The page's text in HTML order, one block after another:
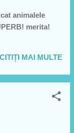
îl botează
bla. Gyuri
animalele
merita!
CITIȚI MAI MULTE